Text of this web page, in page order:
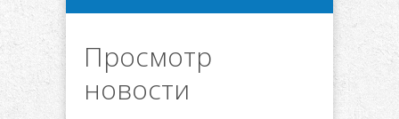
Просмотр
новости